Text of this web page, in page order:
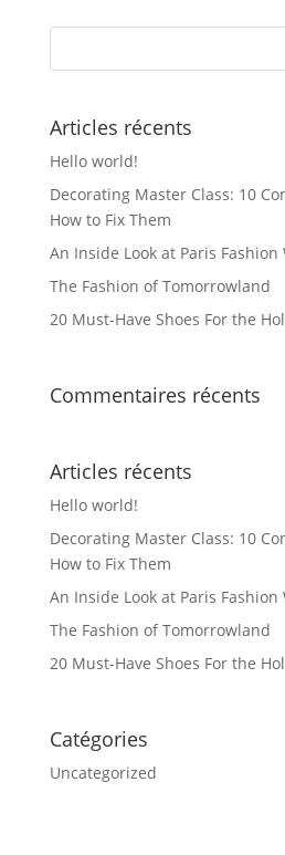
variations.
sur
page
du
produit
Articles récents
Hello world!
Decorating Master Class: 10
How to Fix Them
An Inside Look at Paris Fashion
The Fashion of Tomorrowland
20 Must-Have Shoes For the
Commentaires récents
Articles récents
Hello world!
Decorating Master Class: 10
How to Fix Them
An Inside Look at Paris Fashion
The Fashion of Tomorrowland
20 Must-Have Shoes For the
Catégories
Uncategorized